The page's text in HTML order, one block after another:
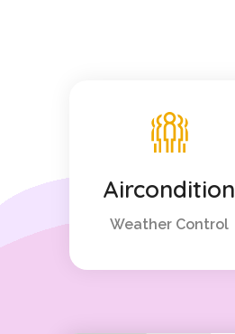
Aircondition
Weather Control